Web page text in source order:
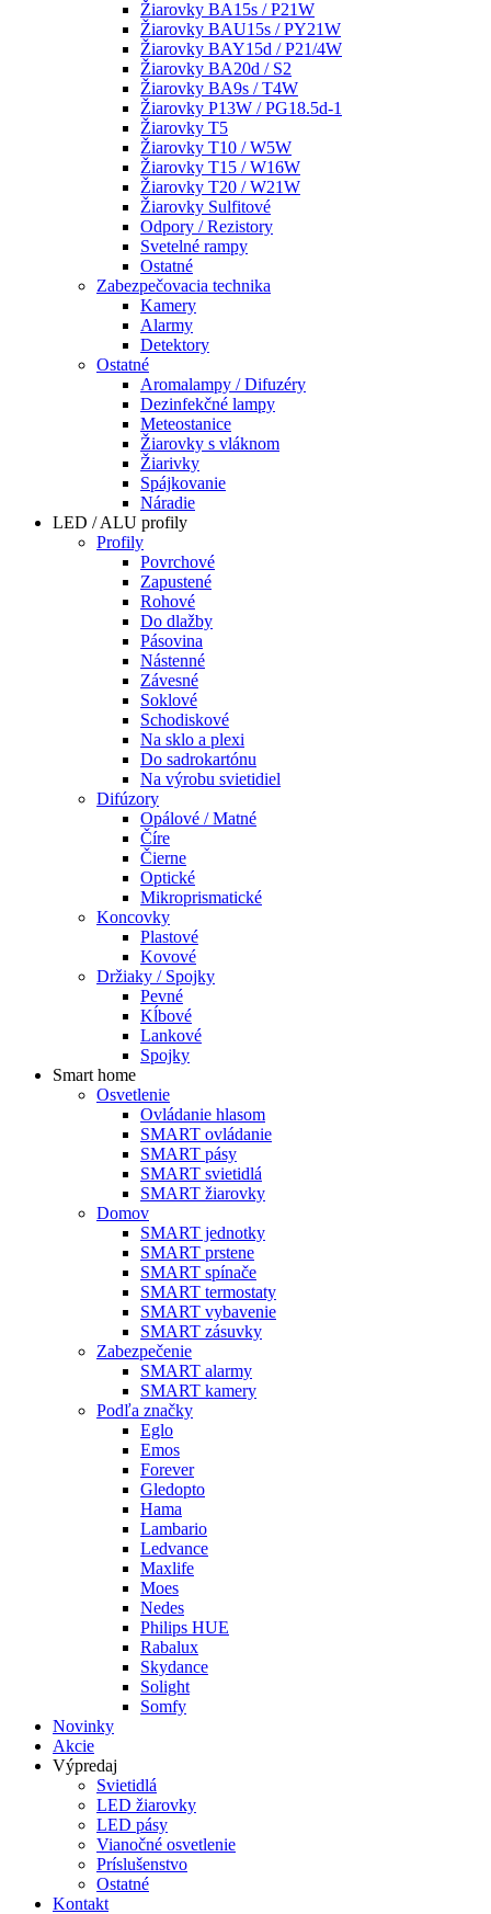
Žiarovky BA15s / P21W
Žiarovky BAU15s / PY21W
Žiarovky BAY15d / P21/4W
Žiarovky BA20d / S2
Žiarovky BA9s / T4W
Žiarovky P13W / PG18.5d-1
Žiarovky T5
Žiarovky T10 / W5W
Žiarovky T15 / W16W
Žiarovky T20 / W21W
Žiarovky Sulfitové
Odpory / Rezistory
Svetelné rampy
Ostatné
Zabezpečovacia technika
Kamery
Alarmy
Detektory
Ostatné
Aromalampy / Difuzéry
Dezinfekčné lampy
Meteostanice
Žiarovky s vláknom
Žiarivky
Spájkovanie
Náradie
LED / ALU profily
Profily
Povrchové
Zapustené
Rohové
Do dlažby
Pásovina
Nástenné
Závesné
Soklové
Schodiskové
Na sklo a plexi
Do sadrokartónu
Na výrobu svietidiel
Difúzory
Opálové / Matné
Číre
Čierne
Optické
Mikroprismatické
Koncovky
Plastové
Kovové
Držiaky / Spojky
Pevné
Kĺbové
Lankové
Spojky
Smart home
Osvetlenie
Ovládanie hlasom
SMART ovládanie
SMART pásy
SMART svietidlá
SMART žiarovky
Domov
SMART jednotky
SMART prstene
SMART spínače
SMART termostaty
SMART vybavenie
SMART zásuvky
Zabezpečenie
SMART alarmy
SMART kamery
Podľa značky
Eglo
Emos
Forever
Gledopto
Hama
Lambario
Ledvance
Maxlife
Moes
Nedes
Philips HUE
Rabalux
Skydance
Solight
Somfy
Novinky
Akcie
Výpredaj
Svietidlá
LED žiarovky
LED pásy
Vianočné osvetlenie
Príslušenstvo
Ostatné
Kontakt